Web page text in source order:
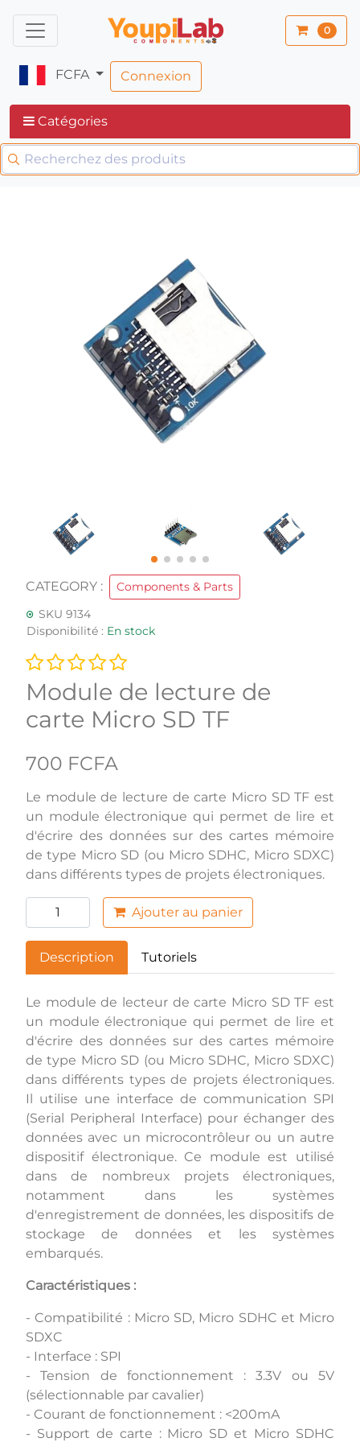
0
FCFA Connexion
Catégories
CATEGORY :
Components & Parts
SKU 9134
Disponibilité : En stock
Module de lecture de
carte Micro SD TF
700 FCFA
Le module de lecture de carte Micro SD TF est
un module électronique qui permet de lire et
d'écrire des données sur des cartes mémoire
de type Micro SD (ou Micro SDHC, Micro SDXC)
dans différents types de projets électroniques.
Ajouter au panier
Description Tutoriels
Le module de lecteur de carte Micro SD TF est
un module électronique qui permet de lire et
d'écrire des données sur des cartes mémoire
de type Micro SD (ou Micro SDHC, Micro SDXC)
dans différents types de projets électroniques.
Il utilise une interface de communication SPI
(Serial Peripheral Interface) pour échanger des
données avec un microcontrôleur ou un autre
dispositif électronique. Ce module est utilisé
dans de nombreux projets électroniques,
notamment dans les systèmes
d'enregistrement de données, les dispositifs de
stockage de données et les systèmes
embarqués.
Caractéristiques :
- Compatibilité : Micro SD, Micro SDHC et Micro
SDXC
- Interface : SPI
- Tension de fonctionnement : 3.3V ou 5V
(sélectionnable par cavalier)
- Courant de fonctionnement : <200mA
- Support de carte : Micro SD et Micro SDHC